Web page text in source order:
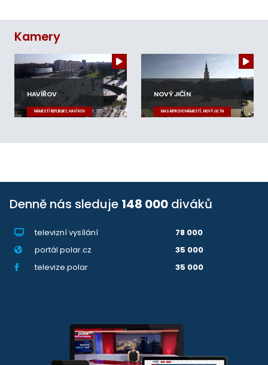
Kamery
HAVÍŘOV
NÁMĚSTÍ REPUBLIKY, HAVÍŘOV
NOVÝ JIČÍN
MASARYKOVO NÁMĚSTÍ, NOVÝ JIČÍN
Denně nás sleduje 148 000 diváků
televizní vysílání
78 000
portál polar.cz
35 000
televize.polar
35 000